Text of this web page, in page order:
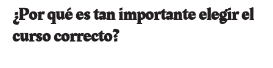
¿Por qué es tan importante elegir el
curso correcto?